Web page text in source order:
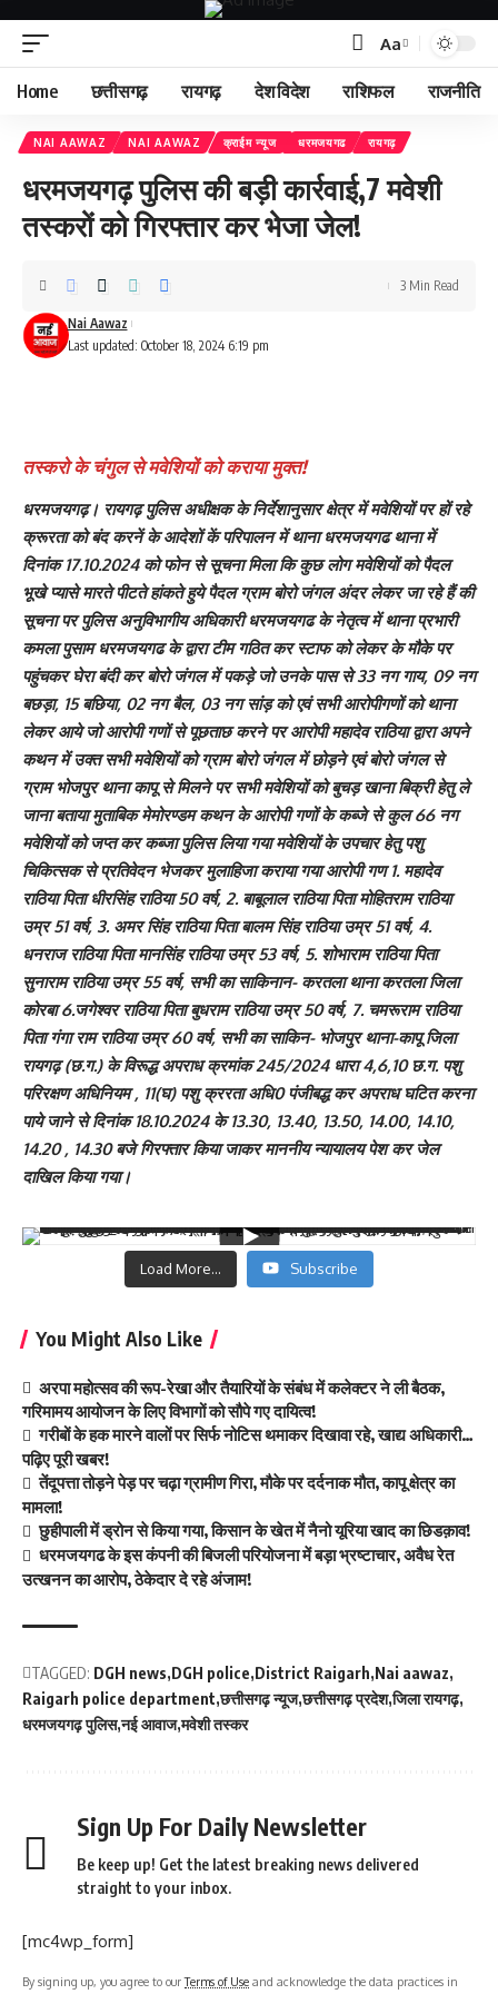
Aa
Home छत्तीसगढ़ रायगढ़ देश विदेश राशिफल राजनीति
NAI AAWAZ NAI AAWAZ क्राईम न्यूज धरमजयगढ रायगढ़
धरमजयगढ़ पुलिस की बड़ी कार्रवाई,7 मवेशी
तस्करों को गिरफ्तार कर भेजा जेल!
Last updated: October 18, 2024 6:19 pm
Nai Aawaz
3 Min Read
तस्करो के चंगुल से मवेशियों को कराया मुक्त!
धरमजयगढ़। रायगढ़ पुलिस अधीक्षक के निर्देशानुसार क्षेत्र में मवेशियों पर हों रहे
क्रूरता को बंद करनें के आदेशों कें परिपालन में थाना धरमजयगढ थाना में
दिनांक 17.10.2024 को फोन से सूचना मिला कि कुछ लोग मवेशियों को पैदल
भूखे प्यासे मारते पीटते हांकते हुये पैदल ग्राम बोरो जंगल अंदर लेकर जा रहे हैं की
सूचना पर पुलिस अनुविभागीय अधिकारी धरमजयगढ के नेतृत्व में थाना प्रभारी
कमला पुसाम धरमजयगढ के द्वारा टीम गठित कर स्टाफ को लेकर के मौके पर
पहुंचकर घेरा बंदी कर बोरो जंगल में पकड़े जो उनके पास से 33 नग गाय, 09 नग
बछड़ा, 15 बछिया, 02 नग बैल, 03 नग सांड़ को एवं सभी आरोपीगणों को थाना
लेकर आये जो आरोपी गणों से पूछताछ करने पर आरोपी महादेव राठिया द्वारा अपने
कथन में उक्त सभी मवेशियों को ग्राम बोरो जंगल में छोड़ने एवं बोरो जंगल से
ग्राम भोजपुर थाना कापू से मिलने पर सभी मवेशियों को बुचड़ खाना बिक्री हेतु ले
जाना बताया मुताबिक मेमोरण्डम कथन के आरोपी गणों के कब्जे से कुल 66 नग
मवेशियों को जप्त कर कब्जा पुलिस लिया गया मवेशियों के उपचार हेतु पशु
चिकित्सक से प्रतिवेदन भेजकर मुलाहिजा कराया गया आरोपी गण 1. महादेव
राठिया पिता धीरसिंह राठिया 50 वर्ष, 2. बाबूलाल राठिया पिता मोहितराम राठिया
उम्र 51 वर्ष, 3. अमर सिंह राठिया पिता बालम सिंह राठिया उम्र 51 वर्ष, 4.
धनराज राठिया पिता मानसिंह राठिया उम्र 53 वर्ष, 5. शोभाराम राठिया पिता
सुनाराम राठिया उम्र 55 वर्ष, सभी का साकिनान- करतला थाना करतला जिला
कोरबा 6.जगेश्वर राठिया पिता बुधराम राठिया उम्र 50 वर्ष, 7. चमरूराम राठिया
पिता गंगा राम राठिया उम्र 60 वर्ष, सभी का साकिन- भोजपुर थाना-कापू जिला
रायगढ़ (छ.ग.) के विरूद्ध अपराध क्रमांक 245/2024 धारा 4,6,10 छ.ग. पशु
परिरक्षण अधिनियम , 11(घ) पशु क्ररता अधि0 पंजीबद्ध कर अपराध घटित करना
पाये जाने से दिनांक 18.10.2024 के 13.30, 13.40, 13.50, 14.00, 14.10,
14.20 , 14.30 बजे गिरफ्तार किया जाकर माननीय न्यायालय पेश कर जेल
दाखिल किया गया।
Load More... Subscribe
You Might Also Like
अरपा महोत्सव की रूप-रेखा और तैयारियों के संबंध में कलेक्टर ने ली बैठक,
गरिमामय आयोजन के लिए विभागों को सौपे गए दायित्व!
गरीबों के हक मारने वालों पर सिर्फ नोटिस थमाकर दिखावा रहे, खाद्य अधिकारी…
पढ़िए पूरी खबर!
तेंदूपत्ता तोड़ने पेड़ पर चढ़ा ग्रामीण गिरा, मौके पर दर्दनाक मौत, कापू क्षेत्र का
मामला!
छुहीपाली में ड्रोन से किया गया, किसान के खेत में नैनो यूरिया खाद का छिडक़ाव!
धरमजयगढ के इस कंपनी की बिजली परियोजना में बड़ा भ्रष्टाचार, अवैध रेत
उत्खनन का आरोप, ठेकेदार दे रहे अंजाम!
TAGGED: DGH news DGH police District Raigarh Nai aawaz
Raigarh police department छत्तीसगढ़ न्यूज छत्तीसगढ़ प्रदेश जिला रायगढ़
धरमजयगढ़ पुलिस नई आवाज मवेशी तस्कर
Sign Up For Daily Newsletter
Be keep up! Get the latest breaking news delivered
straight to your inbox.
[mc4wp_form]
By signing up, you agree to ourTerms of Use and acknowledge the data practices in